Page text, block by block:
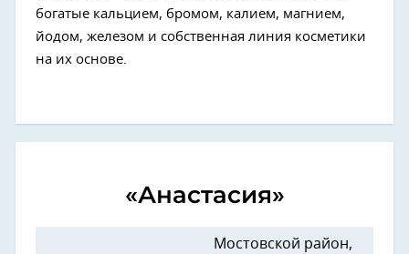
богатые кальцием, бромом, калием, магнием,
йодом, железом и собственная линия косметики
на их основе.
«Анастасия»
Мостовской район,